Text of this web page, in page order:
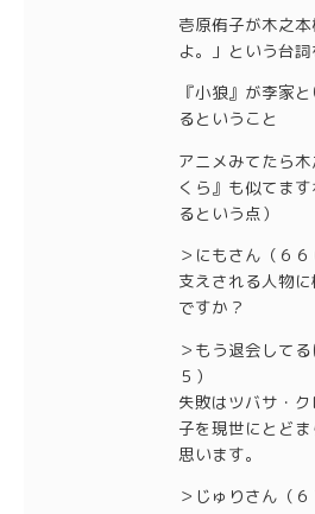
壱原侑子が木之
よ。」という台
『小狼』が李家
るということ
アニメみてたら
くら』も似てま
るという点）
＞にもさん（６６
支えされる人物
ですか？
＞もう退会して
５）
失敗はツバサ・
子を現世にとど
思います。
＞じゅりさん（６